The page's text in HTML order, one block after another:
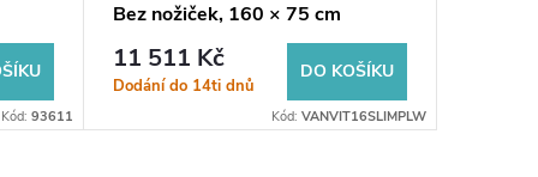
Kód: 93611
Bez nožiček, 160 × 75 cm
11 511 Kč
Dodání do 14ti dnů
DO KOŠÍKU
Kód: VANVIT16SLIMPLW